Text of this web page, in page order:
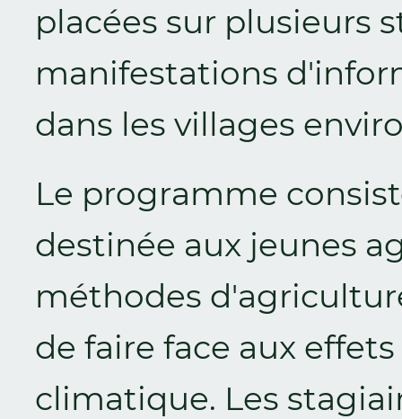
placées sur plusieurs
manifestations
dans les villages
Le programme
destinée aux jeunes
méthodes
de faire face aux
climatique. Les